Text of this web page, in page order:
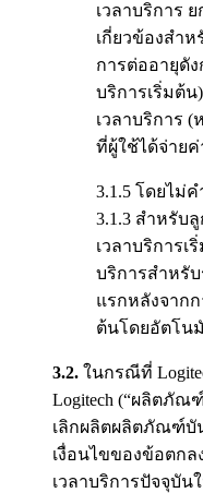
เวลาบริการ
เกี่ยวข้องสำห
การต่ออายุดั
บริการเริ่มต้น
เวลาบริการ
ที่ผู้ใช้ได้จ่ายค่
3.1.5 โดยไม่
3.1.3 สำหรับ
เวลาบริการเ
บริการสำหรับ
แรกหลังจากก
ต้นโดยอัตโน
3.2. ในกรณีที่
Logitech (“ผลิตภั
เลิกผลิตผลิตภัณฑ์บัน
เงื่อนไขของข้อตกล
เวลาบริการปัจจุบั